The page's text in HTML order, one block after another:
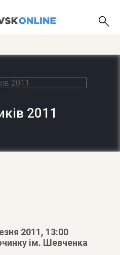
2011
2011, 13:00
ім. Шевченка